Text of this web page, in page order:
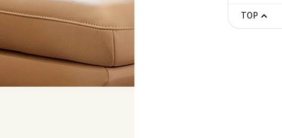
TOP